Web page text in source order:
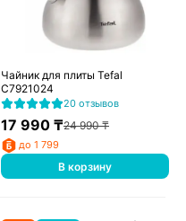
Чайник для плиты Tefal
C7921024
20 отзывов
17 990 ₸24 990₸
до 1 799
В корзину